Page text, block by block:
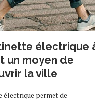
électrique
un moyen de
la ville
permet de